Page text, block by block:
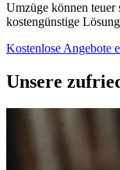
Umzüge können teuer
kostengünstige
Kostenlose Angebote
Unsere